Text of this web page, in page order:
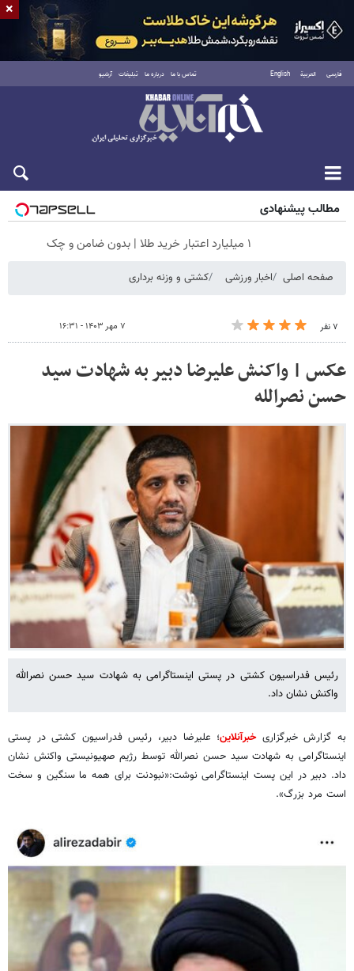
فارسی العربية English تماس با ما درباره ما تبلیغات آرشیو
جمعه ۱۶ مرداد ۱۴۰۵
مطالب پیشنهادی
۱ میلیارد اعتبار خرید طلا | بدون ضامن و چک
صفحه اصلی اخبار ورزشی کشتی و وزنه‌ برداری
۷ نفر ۷ مهر ۱۴۰۳ - ۱۶:۳۱
عکس | واکنش علیرضا دبیر به شهادت سید
حسن نصرالله
رئیس فدراسیون کشتی در پستی اینستاگرامی به شهادت سید حسن نصرالله
واکنش نشان داد.
به گزارش خبرگزاریخبرآنلاین؛ علیرضا دبیر، رئیس فدراسیون کشتی در پستی
اینستاگرامی به شهادت سید حسن نصرالله توسط رژیم صهیونیستی واکنش نشان
داد. دبیر در این پست اینستاگرامی نوشت:«نبودنت برای همه ما سنگین و سخت
است مرد بزرگ».
×